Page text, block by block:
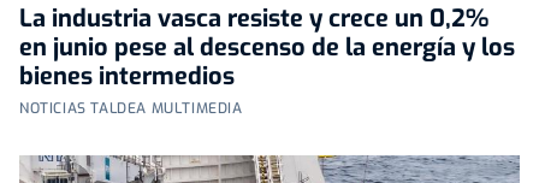
La industria vasca resiste y crece un 0,2%
en junio pese al descenso de la energía y los
bienes intermedios
NOTICIAS TALDEA MULTIMEDIA